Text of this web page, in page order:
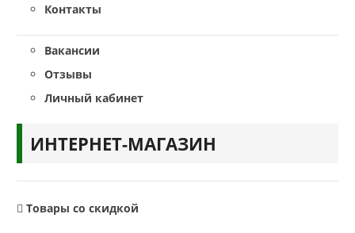
Контакты
Вакансии
Отзывы
Личный кабинет
ИНТЕРНЕТ-МАГАЗИН
Товары со скидкой